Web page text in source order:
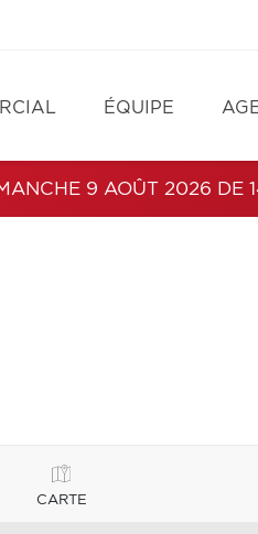
ÉQUIPE
9 AOÛT 2026 DE
CARTE